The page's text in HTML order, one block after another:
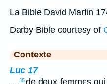
La Bible David Martin
Darby Bible courtesy of
Contexte
Luc 17
… 35de deux femmes